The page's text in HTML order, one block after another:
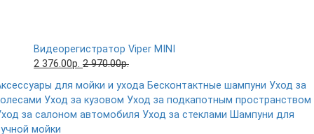
Видеорегистратор Viper MINI
2 376.00р. 2 970.00р.
для мойки и ухода Бесконтактные шампуни Уход за
Уход за кузовом Уход за подкапотным пространством
за салоном автомобиля Уход за стеклами Шампуни для
мойки